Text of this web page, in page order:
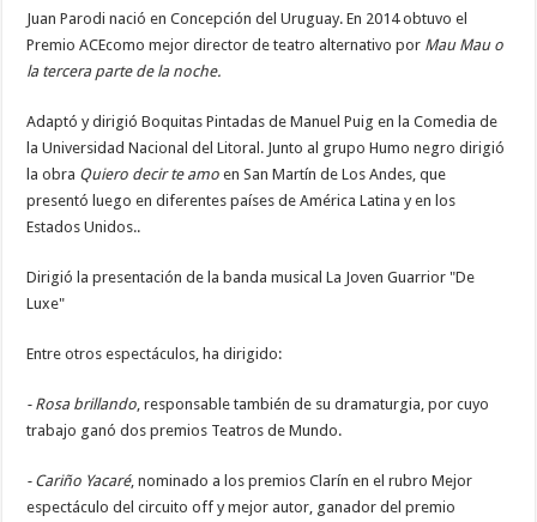
Juan Parodi nació en Concepción del Uruguay. En 2014 obtuvo el
Premio ACEcomo mejor director de teatro alternativo por Mau Mau o
la tercera parte de la noche.
Adaptó y dirigió Boquitas Pintadas de Manuel Puig en la Comedia de
la Universidad Nacional del Litoral. Junto al grupo Humo negro dirigió
la obra Quiero decir te amoen San Martín de Los Andes, que
presentó luego en diferentes países de América Latina y en los
Estados Unidos..
Dirigió la presentación de la banda musical La Joven Guarrior "De
Luxe"
Entre otros espectáculos, ha dirigido:
- Rosa brillando , responsable también de su dramaturgia, por cuyo
trabajo ganó dos premios Teatros de Mundo.
- Cariño Yacaré, nominado a los premios Clarín en el rubro Mejor
espectáculo del circuito off y mejor autor, ganador del premio